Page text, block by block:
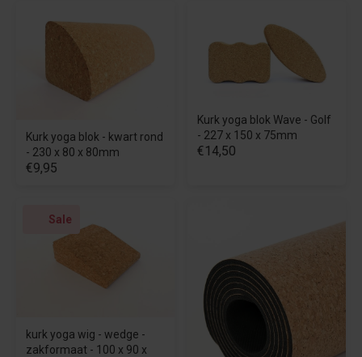
Kurk yoga blok - kwart rond
- 230 x 80 x 80mm
€9,95
Kurk yoga blok Wave - Golf
- 227 x 150 x 75mm
€14,50
Sale
kurk yoga wig - wedge -
zakformaat - 100 x 90 x